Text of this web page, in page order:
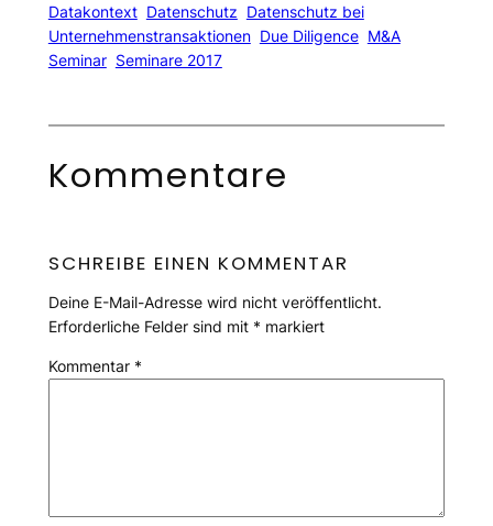
Datakontext Datenschutz Datenschutz bei
Unternehmenstransaktionen Due Diligence M&A
Seminar Seminare 2017
Kommentare
SCHREIBE EINEN KOMMENTAR
Deine E-Mail-Adresse wird nicht veröffentlicht.
Erforderliche Felder sind mit * markiert
Kommentar *